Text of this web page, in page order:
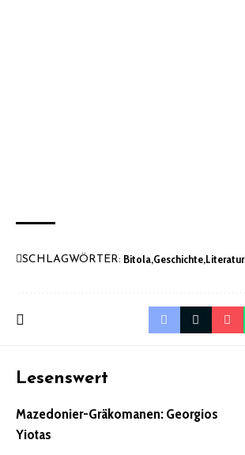
SCHLAGWÖRTER: Bitola Geschichte Literatur
Lesenswert
Mazedonier-Gräkomanen: Georgios
Yiotas